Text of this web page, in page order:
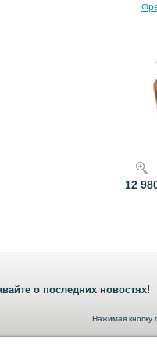
12
о последних новостях!
Нажимая кнопку